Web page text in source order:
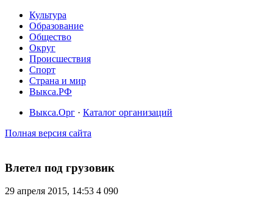
Культура
Образование
Общество
Округ
Происшествия
Спорт
Страна и мир
Выкса.РФ
Выкса.Орг · Каталог организаций
Полная версия сайта
Влетел под грузовик
29 апреля 2015, 14:53 4 090